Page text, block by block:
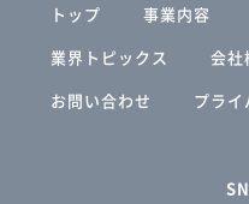
トップ 事業内容
業界トピックス
会社
お問い合わせ
プラ